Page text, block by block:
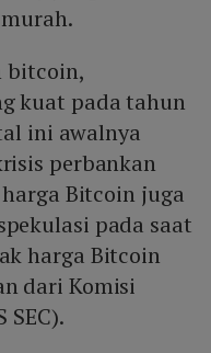
bitcoin,
kuat pada tahun
ini awalnya
perbankan
Bitcoin juga
pada saat
harga Bitcoin
dari Komisi
SEC).